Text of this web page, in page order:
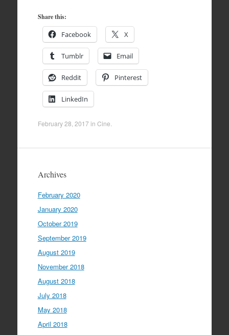
Share this:
Facebook X
Tumblr Email
Reddit Pinterest
LinkedIn
February 28, 2017 in Cine
Archives
February 2020
January 2020
October 2019
September 2019
August 2019
November 2018
August 2018
July 2018
May 2018
April 2018